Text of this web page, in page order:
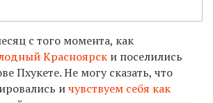
с того момента, как
Красноярск и поселились
Пхукете. Не могу сказать, что
ичувствуем себя как